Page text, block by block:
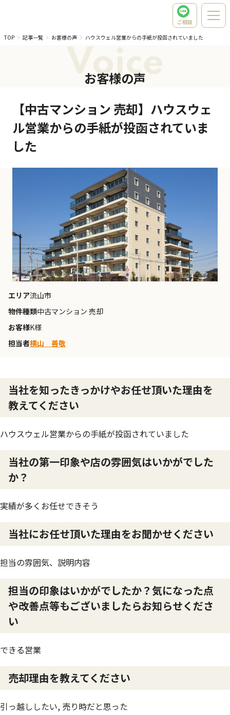
ご相談
TOP
記事一覧 お客様の声 ハウスウェル営業からの手紙が投函されていました
Voice
お客様の声
【中古マンション 売却】ハウスウェ
ル営業からの手紙が投函されていま
した
エリア流山市
物件種類中古マンション 売却
お客様K様
担当者横山 善敬
当社を知ったきっかけやお任せ頂いた理由を
教えてください
ハウスウェル営業からの手紙が投函されていました
当社の第一印象や店の雰囲気はいかがでした
か？
実績が多くお任せできそう
当社にお任せ頂いた理由をお聞かせください
担当の雰囲気、説明内容
担当の印象はいかがでしたか？気になった点
や改善点等もございましたらお知らせくださ
い
できる営業
売却理由を教えてください
引っ越ししたい, 売り時だと思った